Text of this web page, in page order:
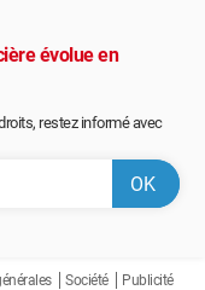
évolue en
restez informé avec
Société
Publicité